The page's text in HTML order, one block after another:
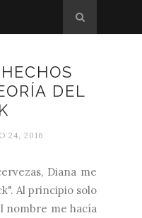
DEL
24, 2016
Diana me
Al principio solo
nombre me hacía